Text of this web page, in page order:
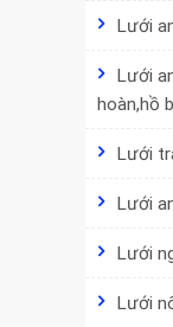
Lưới
Lưới
hoàn,hồ
Lưới
Lưới
Lưới
Lưới